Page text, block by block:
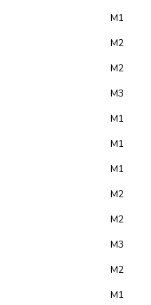
M1
M2
M2
M3
M1
M1
M1
M2
M2
M3
M2
M1